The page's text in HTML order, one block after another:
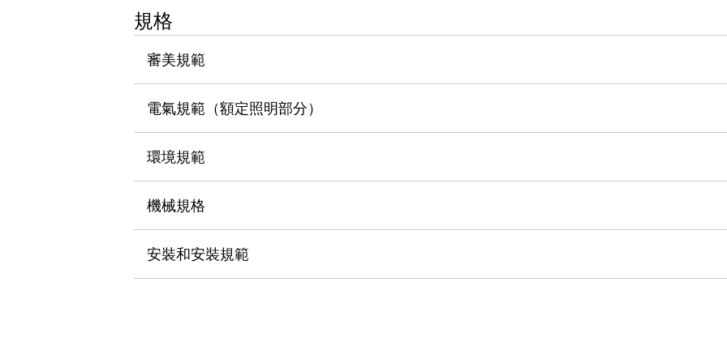
使人機協作更安全、更高效
提高半導體製造裝置設計自由度的方法
瞬間完成開關的更換，避免停機時間拉長
瀏覽全部
規格
審美規範
電氣規範（額定照明部分）
環境規範
機械規格
安裝和安裝規範